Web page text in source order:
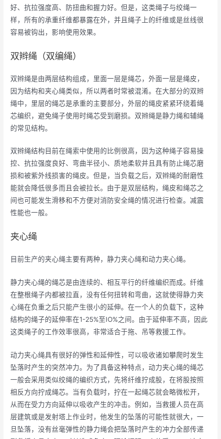
好、抗拉强度高、防扭曲和握力好。但是，这类绳子与绞绳一
样，所有的承重纤维都暴露在外，并且绳子上的纤维或是丝线很
容易被钩出，影响使用效果。
双辫绳（双编绳）
双辫绳是由两层结构组成，里面一层是绳芯，外面一层是绳皮，
因为结构和夹心绳类似，所以两者时常被混淆。在大部分的双辫
绳中，里层的绳芯是承重的主要部分，外层的绳皮紧紧环绕着绳
芯编织，避免绳子使用时绳芯受到磨损。双辫绳是静力绳和辅绳
的常见结构。
双辫绳结构目前在绳索中使用的比例很高，因为这种绳子容易操
控、抗拉强度良好、弯曲半径小、质地柔软并且具有防止绳芯磨
损和被紫外线损害的绳皮。但是，当负载之后，双辫绳的耐磨性
能就会降低很多而且会被拉长。由于是双层结构，绳皮和绳芯之
间也可能发生滑移和不方便对消防安全绳的情况进行检查。减震
性能也一般。
夹心绳
目前生产的夹心绳主要有两种，静力夹心绳和动力夹心绳。
静力夹心绳的绳芯是由连续的、相互平行的纤维编织而成。纤维
在整根绳子内都被拉直，没有任何扭转和弯曲，这就使得静力夹
心绳在负重之后只能产生很小的延伸。在一个人的负载下，这种
结构的绳子的延伸率在1-25%至IO%之间。由于延伸率不高，因此
这类绳子的工作效率很高，非常适合于拖、吊等救援工作。
动力夹心绳具有很好的弹性和延伸性，可以吸收诸如攀爬时发生
坠落时产生的突然冲力。为了具备这种特点，动力夹心绳的绳芯
一般会采用类似绞绳的编织方式，先将纤维拧成股，在将股按照
相反方向拧成绳芯。当有负载时，拧在一起绳芯就会略微松开，
从而在受力方向延伸以吸收产生的冲击。例如，当救援人员在高
层建筑或是发射塔上作业时，他发生的坠落的可能性就很大，一
旦坠落，没有丝毫弹性的静力绳会把坠落时产生的冲力全部传递